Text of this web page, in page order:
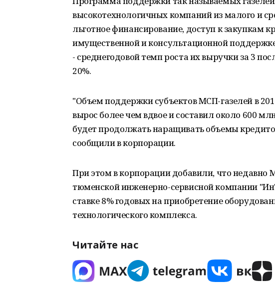
высокотехнологичных компаний из малого и
льготное финансирование, доступ к закупкам
имущественной и консультационной
- среднегодовой темп роста их выручки за 3
20%.
"Объем поддержки субъектов МСП-газелей в
вырос более чем вдвое и составил около 600
будет продолжать наращивать объемы
сообщили в корпорации.
При этом в корпорации добавили, что недавно
тюменской инженерно-сервисной компании
ставке 8% годовых на приобретение
технологического комплекса.
Читайте нас